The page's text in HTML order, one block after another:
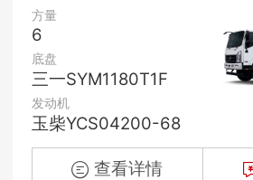
方量
6
底盘
三一SYM1180T1F
发动机
玉柴YCS04200-68
查看详情